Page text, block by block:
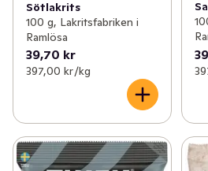
Sötlakrits
100 g, Lakritsfabriken i
Ramlösa
39,70 kr
397,00 kr /kg